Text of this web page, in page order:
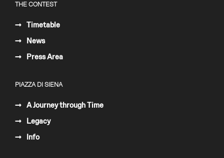
THE CONTEST
Timetable
News
Press Area
PIAZZA DI SIENA
A Journey through Time
Legacy
Info